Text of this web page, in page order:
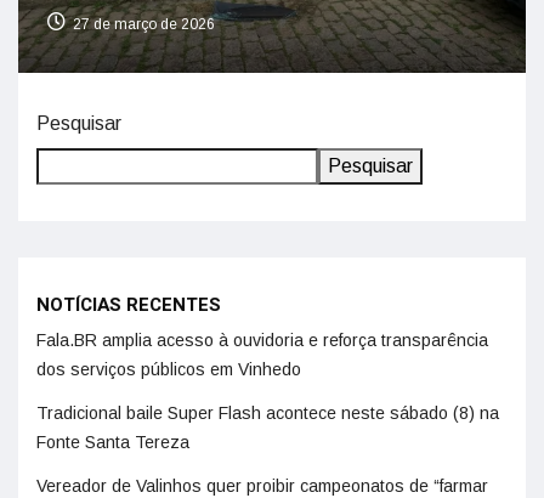
27 de março de 2026
Pesquisar
Pesquisar
NOTÍCIAS RECENTES
Fala.BR amplia acesso à ouvidoria e reforça transparência
dos serviços públicos em Vinhedo
Tradicional baile Super Flash acontece neste sábado (8) na
Fonte Santa Tereza
Vereador de Valinhos quer proibir campeonatos de “farmar